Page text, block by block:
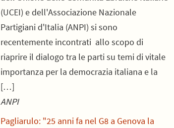
(UCEI) e dell'Associazione Nazionale
Partigiani d'Italia (ANPI) si sono
recentemente incontrati allo scopo di
riaprire il dialogo tra le parti su temi di vitale
importanza per la democrazia italiana e la
[…]
ANPI
Pagliarulo: "25 anni fa nel G8 a Genova la